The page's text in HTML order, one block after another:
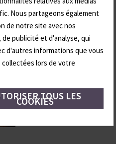
Nous partageons également
de notre site avec nos
publicité et d'analyse, qui
d'autres informations que vous
lors de votre
TOUS LES
COOKIES